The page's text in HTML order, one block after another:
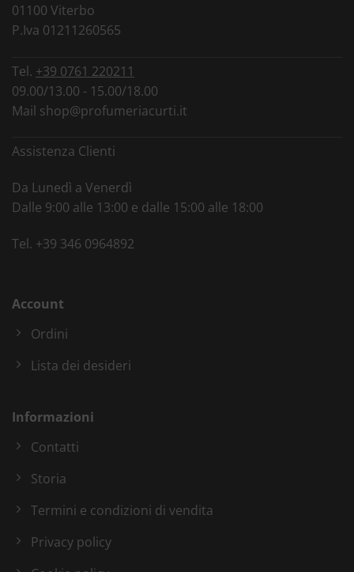
01100 Viterbo
P.Iva 01211260565
Tel. +39 0761 220211
09.00/13.00 - 15.00/18.00
Mail shop@profumeriacurti.it
Assistenza Clienti
Da Lunedì a Venerdì
Dalle 9:00 alle 13:00 e dalle 15:00 alle 18:00
Tel. +39 346 0964892
Account
Ordini
Lista dei desideri
Informazioni
Contatti
Storia
Termini e condizioni di vendita
Privacy policy